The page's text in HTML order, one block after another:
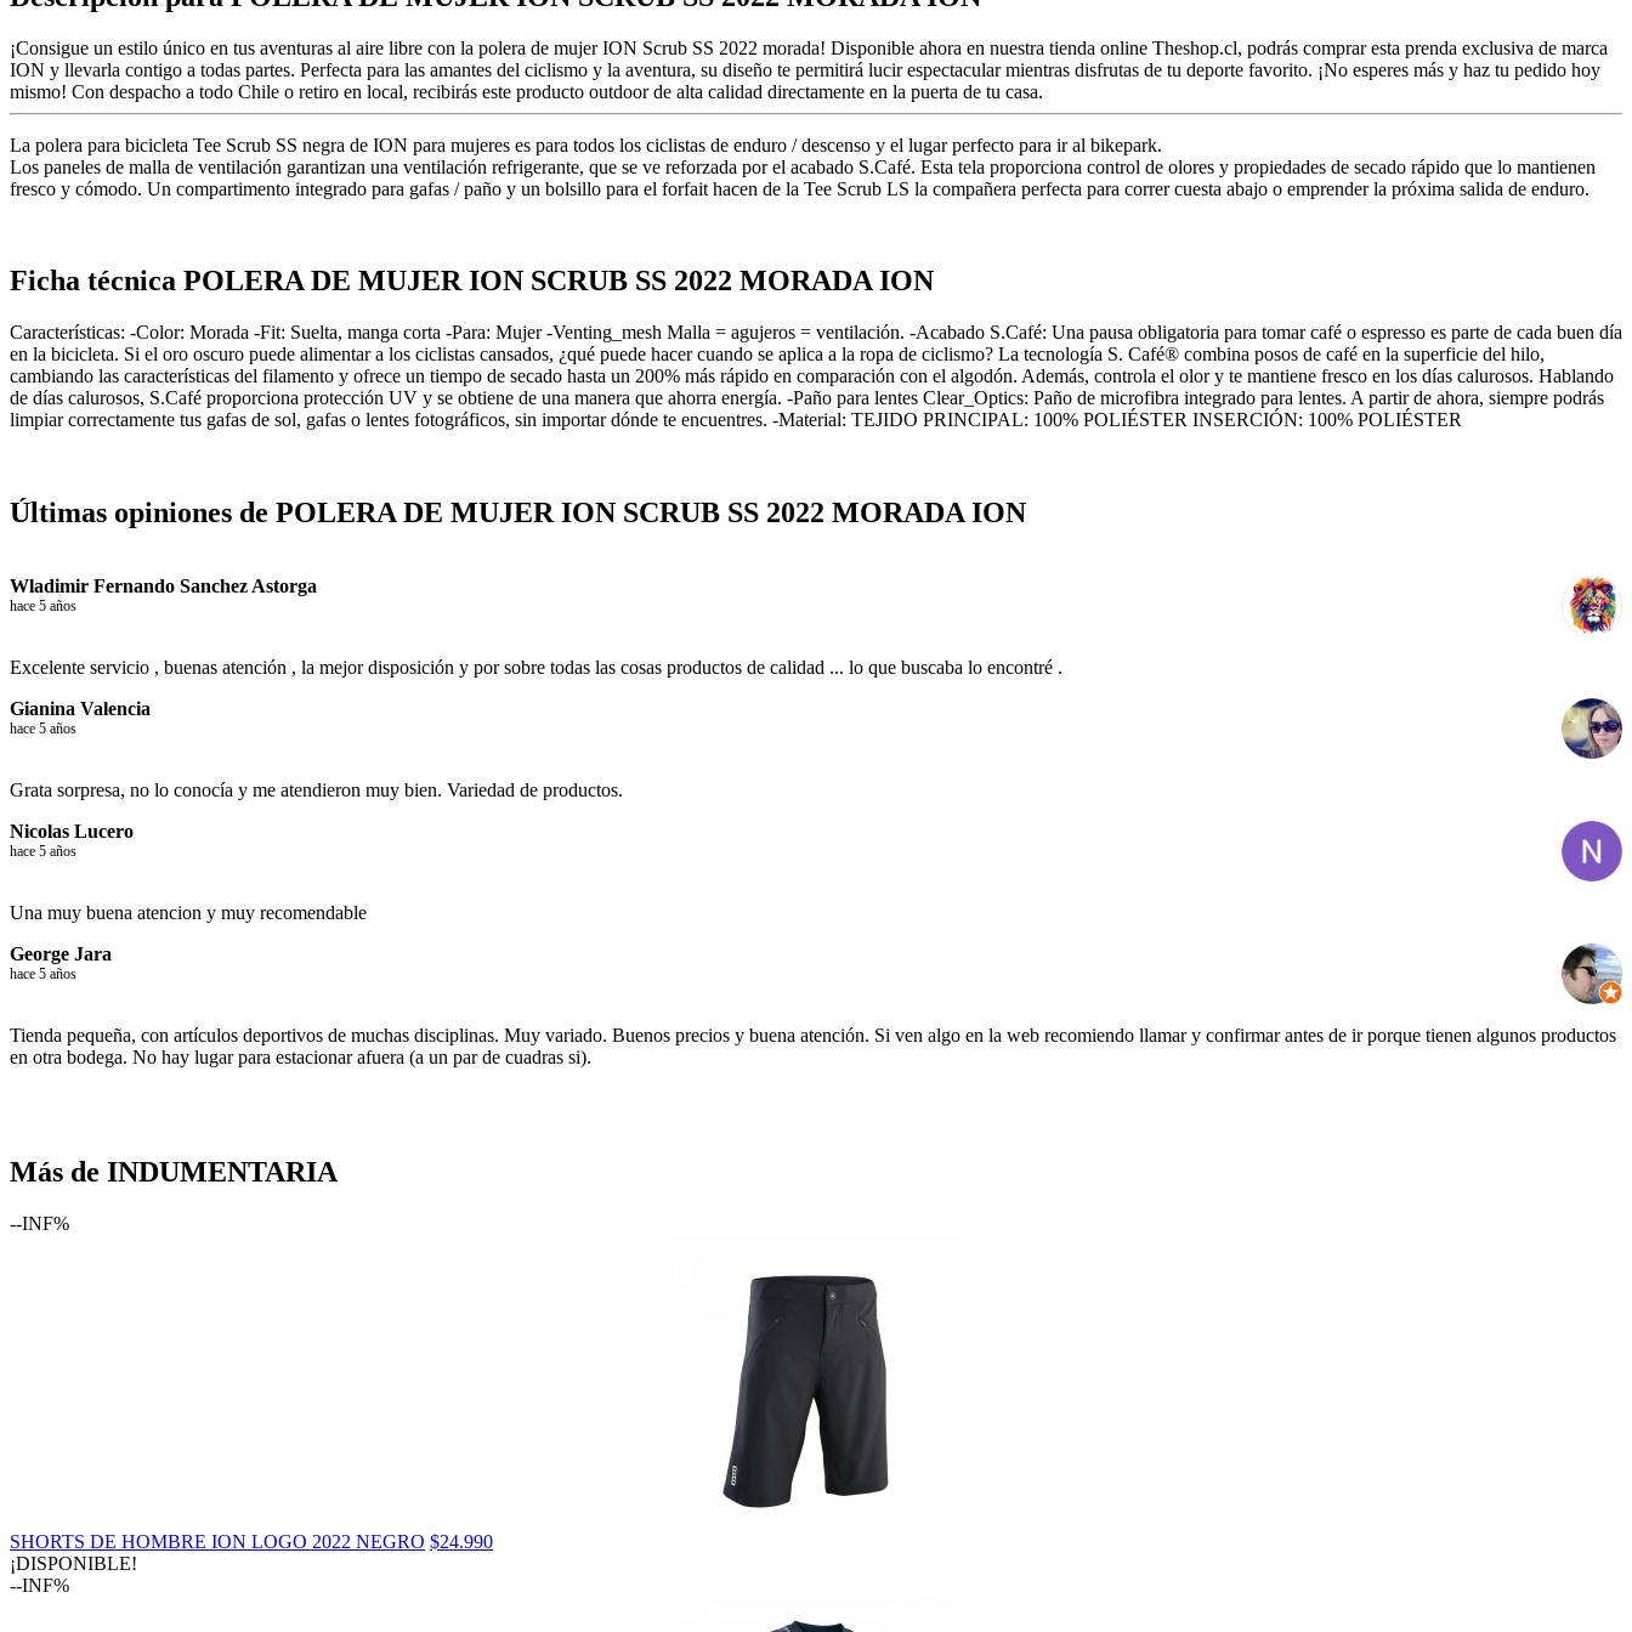
¡Consigue un estilo único en tus aventuras al aire libre con la polera de mujer ION Scrub SS 2022 morada! Disponible ahora en nuestra tienda online Theshop.cl, podrás comprar esta prenda exclusiva de marca
ION y llevarla contigo a todas partes. Perfecta para las amantes del ciclismo y la aventura, su diseño te permitirá lucir espectacular mientras disfrutas de tu deporte favorito. ¡No esperes más y haz tu pedido hoy
mismo! Con despacho a todo Chile o retiro en local, recibirás este producto outdoor de alta calidad directamente en la puerta de tu casa.
La polera para bicicleta Tee Scrub SS negra de ION para mujeres es para todos los ciclistas de enduro / descenso y el lugar perfecto para ir al bikepark.
Los paneles de malla de ventilación garantizan una ventilación refrigerante, que se ve reforzada por el acabado S.Café. Esta tela proporciona control de olores y propiedades de secado rápido que lo mantienen
fresco y cómodo. Un compartimento integrado para gafas / paño y un bolsillo para el forfait hacen de la Tee Scrub LS la compañera perfecta para correr cuesta abajo o emprender la próxima salida de enduro.
Ficha técnica POLERA DE MUJER ION SCRUB SS 2022 MORADA ION
Características: -Color: Morada -Fit: Suelta, manga corta -Para: Mujer -Venting_mesh Malla = agujeros = ventilación. -Acabado S.Café: Una pausa obligatoria para tomar café o espresso es parte de cada buen día
en la bicicleta. Si el oro oscuro puede alimentar a los ciclistas cansados, ¿qué puede hacer cuando se aplica a la ropa de ciclismo? La tecnología S. Café® combina posos de café en la superficie del hilo,
cambiando las características del filamento y ofrece un tiempo de secado hasta un 200% más rápido en comparación con el algodón. Además, controla el olor y te mantiene fresco en los días calurosos. Hablando
de días calurosos, S.Café proporciona protección UV y se obtiene de una manera que ahorra energía. -Paño para lentes Clear_Optics: Paño de microfibra integrado para lentes. A partir de ahora, siempre podrás
limpiar correctamente tus gafas de sol, gafas o lentes fotográficos, sin importar dónde te encuentres. -Material: TEJIDO PRINCIPAL: 100% POLIÉSTER INSERCIÓN: 100% POLIÉSTER
Últimas opiniones de POLERA DE MUJER ION SCRUB SS 2022 MORADA ION
Wladimir Fernando Sanchez Astorga
hace 5 años
Excelente servicio , buenas atención , la mejor disposición y por sobre todas las cosas productos de calidad ... lo que buscaba lo encontré .
Gianina Valencia
hace 5 años
Grata sorpresa, no lo conocía y me atendieron muy bien. Variedad de productos.
Nicolas Lucero
hace 5 años
Una muy buena atencion y muy recomendable
George Jara
hace 5 años
Tienda pequeña, con artículos deportivos de muchas disciplinas. Muy variado. Buenos precios y buena atención. Si ven algo en la web recomiendo llamar y confirmar antes de ir porque tienen algunos productos
en otra bodega. No hay lugar para estacionar afuera (a un par de cuadras si).
Más de INDUMENTARIA
--INF%
SHORTS DE HOMBRE ION LOGO 2022 NEGRO $24.990
¡DISPONIBLE!
--INF%